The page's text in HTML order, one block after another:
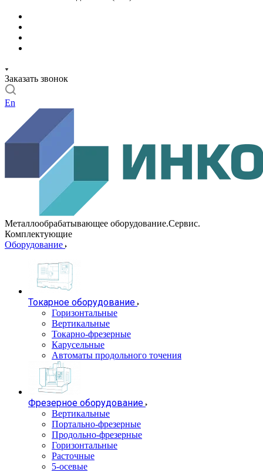
Заказать звонок
En
Металлообрабатывающее оборудование.Сервис.
Комплектующие
Оборудование
Токарное оборудование
Горизонтальные
Вертикальные
Токарно-фрезерные
Карусельные
Автоматы продольного точения
Фрезерное оборудование
Вертикальные
Портально-фрезерные
Продольно-фрезерные
Горизонтальные
Расточные
5-осевые